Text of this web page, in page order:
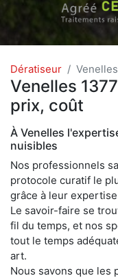
Dératiseur
Venelles
prix, coût
À Venelles
nuisibles
Nos professionnels
protocole curatif le
grâce à leur
Le savoir-faire se
fil du temps, et nos
tout le temps
art.
Nous savons que les